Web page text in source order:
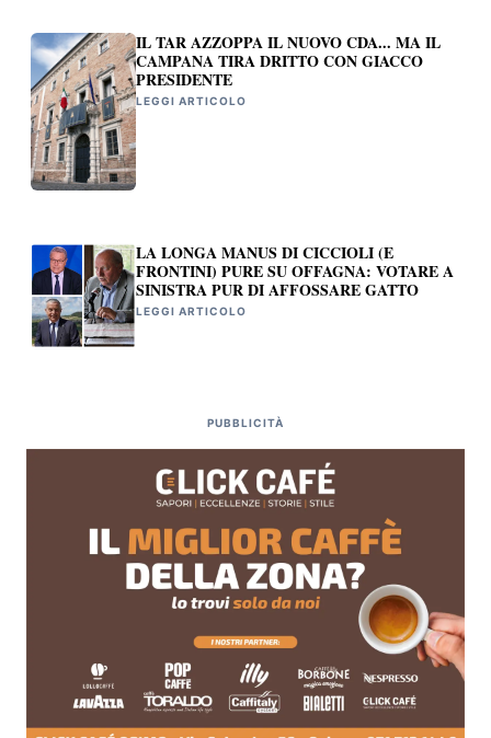
IL TAR AZZOPPA IL NUOVO CDA... MA IL
CAMPANA TIRA DRITTO CON GIACCO
PRESIDENTE
LEGGI ARTICOLO
LA LONGA MANUS DI CICCIOLI (E
FRONTINI) PURE SU OFFAGNA: VOTARE A
SINISTRA PUR DI AFFOSSARE GATTO
LEGGI ARTICOLO
PUBBLICITÀ